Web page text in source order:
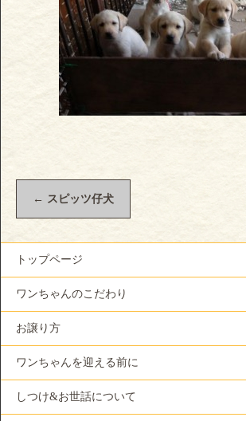
← スピッツ仔犬
トップページ
ワンちゃんのこだわり
お譲り方
ワンちゃんを迎える前に
しつけ&お世話について